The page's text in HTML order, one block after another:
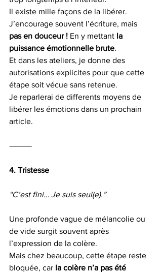
Il existe mille façons de la libérer.
J’encourage souvent l’écriture, mais
pas en douceur ! En y mettant la
puissance émotionnelle brute.
Et dans les ateliers, je donne des
autorisations explicites pour que cette
étape soit vécue sans retenue.
Je reparlerai de differents moyens de
libérer les émotions dans un prochain
article.
⸻
4. Tristesse
“C’est fini… Je suis seul(e).”
Une profonde vague de mélancolie ou
de vide surgit souvent après
l’expression de la colère.
Mais chez beaucoup, cette étape reste
bloquée, car la colère n’a pas été